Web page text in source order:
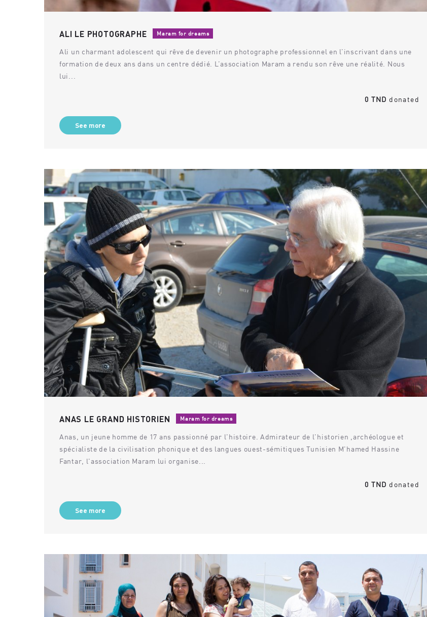
ALI LE PHOTOGRAPHE Maram for dreams
Ali un charmant adolescent qui rêve de devenir un photographe professionnel en l’inscrivant dans une
formation de deux ans dans un centre dédié. L’association Maram a rendu son rêve une réalité. Nous
lui...
0 TND donated
See more
ANAS LE GRAND HISTORIEN Maram for dreams
Anas, un jeune homme de 17 ans passionné par l'histoire. Admirateur de l'historien ,archéologue et
spécialiste de la civilisation phonique et des langues ouest-sémitiques Tunisien M'hamed Hassine
Fantar, l'association Maram lui organise...
0 TND donated
See more
Aucun événement ne